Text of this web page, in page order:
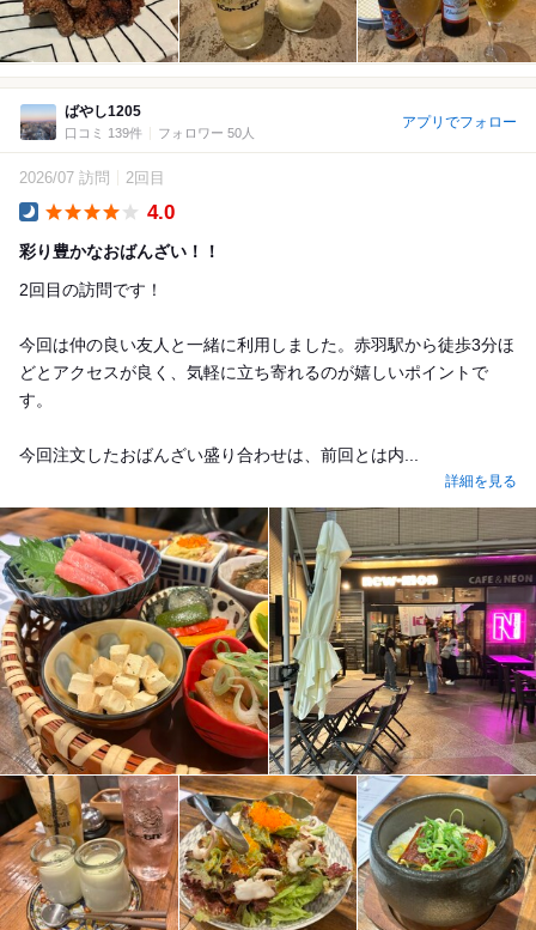
ばやし1205
口コミ 139件 フォロワー 50人
アプリでフォロー
2026/07 訪問 2回目
4.0
彩り豊かなおばんざい！！
2回目の訪問です！
今回は仲の良い友人と一緒に利用しました。赤羽駅から徒歩3分ほ
どとアクセスが良く、気軽に立ち寄れるのが嬉しいポイントで
す。
今回注文したおばんざい盛り合わせは、前回とは内...
詳細を見る